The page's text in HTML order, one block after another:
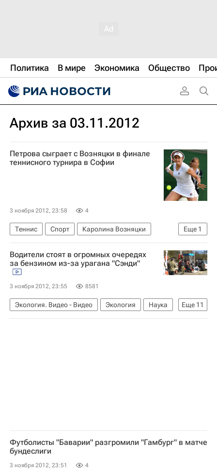
Политика В мире Экономика Общество
Архив за 03.11.2012
Петрова сыграет с Возняцки в финале
теннисного турнира в Софии
3 ноября 2012, 23:58 4
Еще 1
Теннис Спорт
Каролина Возняцки
Надежда Петрова
Водители стоят в огромных очередях
за бензином из-за урагана "Сэнди"
3 ноября 2012, 23:55 8581
Еще 11
Экология. Видео - Видео Экология
Наука
Видео
В мире Ураган "Сэнди"
Эфир
Футболисты "Баварии" разгромили "Гамбург" в матче
бундеслиги
3 ноября 2012, 23:51 4